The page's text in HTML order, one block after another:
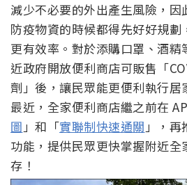
減少不必要的外出產生風險，因
防疫物資的時候都得先好好規
更有效率。對於添購口罩、酒精
近政府開放便利商店可販售「
劑」後，讓民眾能更便利執行居
最近，全家便利商店繼之前在
圖」和「實聯制快速通關」，再
功能，提供民眾更快掌握附近全
存！